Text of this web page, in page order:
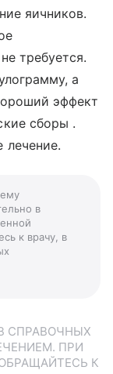
яичников.
требуется.
а
эффект
сборы .
лечение.
в
к врачу, в
СПРАВОЧНЫХ
ПРИ
К